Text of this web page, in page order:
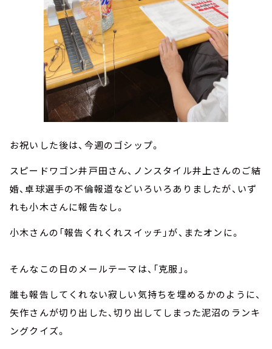
お祝いした後は、今週のゴシップ。
スピードワゴン井戸田さん、ノンスタイル井上さんのご結
婚、卓球選手の不倫報道などいろいろありましたが、いず
れも小木さんに報告なし。
小木さんの「報告くれくれスイッチ」が、またオンに。
そんなこの日のメールテーマは、「克服」。
誰も報告してくれない寂しい気持ちを埋めるかのように、
矢作さんが切り出した、切り出してしまった泥沼のランキ
ングクイズ。